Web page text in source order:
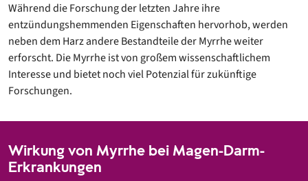
Während die Forschung der letzten Jahre ihre
entzündungshemmenden Eigenschaften hervorhob, werden
neben dem Harz andere Bestandteile der Myrrhe weiter
erforscht. Die Myrrhe ist von großem wissenschaftlichem
Interesse und bietet noch viel Potenzial für zukünftige
Forschungen.
Wirkung von Myrrhe bei Magen-Darm-
Erkrankungen